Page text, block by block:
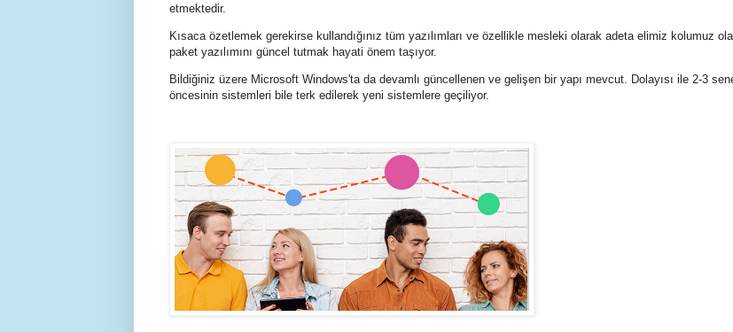
etmektedir.
Kısaca özetlemek gerekirse kullandığınız tüm yazılımları ve özellikle mesleki olarak adeta elimiz kolumuz
paket yazılımını güncel tutmak hayati önem taşıyor.
Bildiğiniz üzere Microsoft Windows'ta da devamlı güncellenen ve gelişen bir yapı mevcut. Dolayısı ile 2-3
öncesinin sistemleri bile terk edilerek yeni sistemlere geçiliyor.